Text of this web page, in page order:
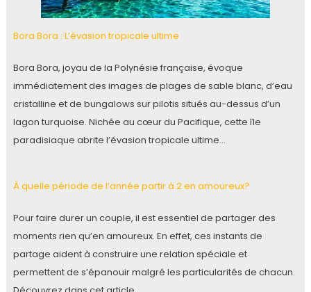
Bora Bora : L’évasion tropicale ultime
Bora Bora, joyau de la Polynésie française, évoque
immédiatement des images de plages de sable blanc, d’eau
cristalline et de bungalows sur pilotis situés au-dessus d’un
lagon turquoise. Nichée au cœur du Pacifique, cette île
paradisiaque abrite l’évasion tropicale ultime…
À quelle période de l’année partir à 2 en amoureux?
Pour faire durer un couple, il est essentiel de partager des
moments rien qu’en amoureux. En effet, ces instants de
partage aident à construire une relation spéciale et
permettent de s’épanouir malgré les particularités de chacun.